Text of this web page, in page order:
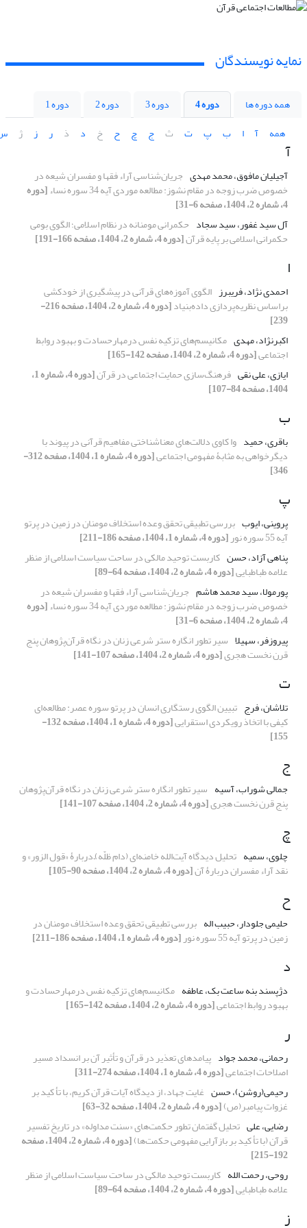
نمایه نویسندگان
همه دوره ها دوره 4 دوره 3 دوره 2
دوره 1
همه
آ ا ب پ ت ث ج چ ح خ د ذ ر ز ژ
آ
آجیلیان مافوق، محمد مهدی جریان‌شناسی آراء فقها و مفسران شیعه در
خصوص ضرب زوجه در مقام نشوز: مطالعه موردی آیه 34 سوره نساء [دوره
4، شماره 2، 1404، صفحه 6-31]
آل سید غفور، سید سجاد حکمرانی مومنانه در نظام اسلامی؛ الگوی بومی
حکمرانی اسلامی بر پایه قرآن[دوره 4، شماره 2، 1404، صفحه 166-191]
ا
احمدی نژاد، فریبرز الگوی آموز‌ه‌های قرآنی در پیشگیری از خودکشی
براساس نظریه‌پردازی داده‌بنیاد [دوره 4، شماره 2، 1404، صفحه 216-
239]
اکبرنژاد، مهدی مکانیسم‌های تزکیه نفس درمهارحسادت و بهبود روابط
اجتماعی[دوره 4، شماره 2، 1404، صفحه 142-165]
ایازی، علی نقی فرهنگ‌سازی حمایت اجتماعی در قرآن [دوره 4، شماره 1،
1404، صفحه 84-107]
ب
باقری، حمید وا کاوی دلالت‌های معناشناختی مفاهیم قرآنی در پیوند با
دیگرخواهی به مثابۀ مفهومی اجتماعی [دوره 4، شماره 1، 1404، صفحه 312-
346]
پ
پروینی، ایوب بررسی تطبیقی تحقق وعده استخلاف مومنان در زمین در پرتو
آیه 55 سوره نور
[دوره 4، شماره 1، 1404، صفحه 186-211]
پناهی آزاد، حسن کاربست توحید مالکی در ساحت سیاست اسلامی از منظر
علامه طباطبایی[دوره 4، شماره 2، 1404، صفحه 64-89]
پورمولا، سید محمد هاشم جریان‌شناسی آراء فقها و مفسران شیعه در
خصوص ضرب زوجه در مقام نشوز: مطالعه موردی آیه 34 سوره نساء [دوره
4، شماره 2، 1404، صفحه 6-31]
پیروزفر، سهیلا سیر تطور انگاره ستر شرعی زنان در نگاه قرآن‌پژوهان پنج
قرن نخست هجری[دوره 4، شماره 2، 1404، صفحه 107-141]
ت
تلاشان، فرج تبیین الگوی رستگاری انسان در پرتو سوره عصر: مطالعه‌ای
کیفی با اتخاذ رویکردی استقرایی [دوره 4، شماره 1، 1404، صفحه 132-
155]
ج
جمالی شوراب، آسیه سیر تطور انگاره ستر شرعی زنان در نگاه قرآن‌پژوهان
پنج قرن نخست هجری[دوره 4، شماره 2، 1404، صفحه 107-141]
چ
چلوی، سمیه تحلیل دیدگاه آیت‌الله خامنه‌ای (دام ظلّه)ّ دربارۀ «قول الزور» و
نقد آراء مفسران دربارۀ آن[دوره 4، شماره 2، 1404، صفحه 90-105]
ح
حلیمی جلودار، حبیب اله بررسی تطبیقی تحقق وعده استخلاف مومنان در
زمین در پرتو آیه 55 سوره نور [دوره 4، شماره 1، 1404، صفحه 186-211]
د
دژپسند بنه ساعت بک، عاطفه مکانیسم‌های تزکیه نفس درمهارحسادت و
بهبود روابط اجتماعی[دوره 4، شماره 2، 1404، صفحه 142-165]
ر
رحمانی، محمد جواد پیامدهای تعذیر در قرآن و تأثیر آن بر انسداد مسیر
اصلاحات اجتماعی[دوره 4، شماره 1، 1404، صفحه 274-311]
رحیمی(روشن)، حسن غایت جهاد، از دیدگاه آیات قرآن کریم، با تأ کید بر
غزوات پیامبر(ص)[دوره 4، شماره 2، 1404، صفحه 32-63]
رضایی، علی تحلیل گفتمان تطور حکمت‌های «سنت مداوله» در تاریخ تفسیر
قرآن (با تأ کید بر بازآرایی مفهومی حکمت‌ها) [دوره 4، شماره 2، 1404، صفحه
192-215]
روحی، رحمت الله کاربست توحید مالکی در ساحت سیاست اسلامی از منظر
علامه طباطبایی[دوره 4، شماره 2، 1404، صفحه 64-89]
ز